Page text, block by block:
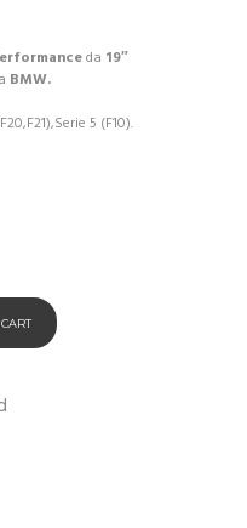
€ 820.00.
da 19″
BMW.
5 (F10).